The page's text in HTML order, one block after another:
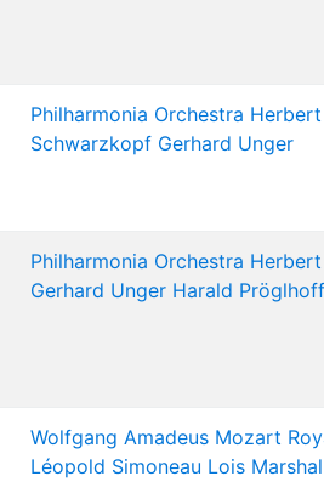
Philharmonia Orchestra
Schwarzkopf Gerhard Unger
Philharmonia Orchestra
Gerhard Unger Harald Pröglhoff
Wolfgang Amadeus Mozart
Léopold Simoneau Lois